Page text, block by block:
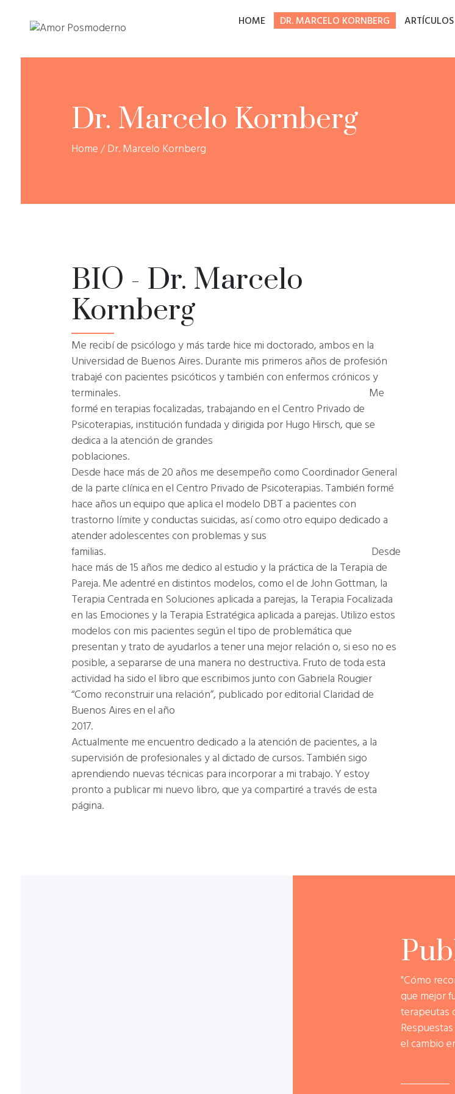
HOME DR. MARCELO KORNBERG ARTÍCULOS
Dr. Marcelo Kornberg
Home/Dr. Marcelo Kornberg
BIO - Dr. Marcelo
Kornberg
Me recibí de psicólogo y más tarde hice mi doctorado, ambos en la
Universidad de Buenos Aires. Durante mis primeros años de profesión
trabajé con pacientes psicóticos y también con enfermos crónicos y
terminales. Me
formé en terapias focalizadas, trabajando en el Centro Privado de
Psicoterapias, institución fundada y dirigida por Hugo Hirsch, que se
dedica a la atención de grandes
poblaciones.
Desde hace más de 20 años me desempeño como Coordinador General
de la parte clínica en el Centro Privado de Psicoterapias. También formé
hace años un equipo que aplica el modelo DBT a pacientes con
trastorno límite y conductas suicidas, así como otro equipo dedicado a
atender adolescentes con problemas y sus
familias. Desde
hace más de 15 años me dedico al estudio y la práctica de la Terapia de
Pareja. Me adentré en distintos modelos, como el de John Gottman, la
Terapia Centrada en Soluciones aplicada a parejas, la Terapia Focalizada
en las Emociones y la Terapia Estratégica aplicada a parejas. Utilizo estos
modelos con mis pacientes según el tipo de problemática que
presentan y trato de ayudarlos a tener una mejor relación o, si eso no es
posible, a separarse de una manera no destructiva. Fruto de toda esta
actividad ha sido el libro que escribimos junto con Gabriela Rougier
“Como reconstruir una relación”, publicado por editorial Claridad de
Buenos Aires en el año
2017.
Actualmente me encuentro dedicado a la atención de pacientes, a la
supervisión de profesionales y al dictado de cursos. También sigo
aprendiendo nuevas técnicas para incorporar a mi trabajo. Y estoy
pronto a publicar mi nuevo libro, que ya compartiré a través de esta
página.
"Cómo
que mejor
terapeutas
el cambio